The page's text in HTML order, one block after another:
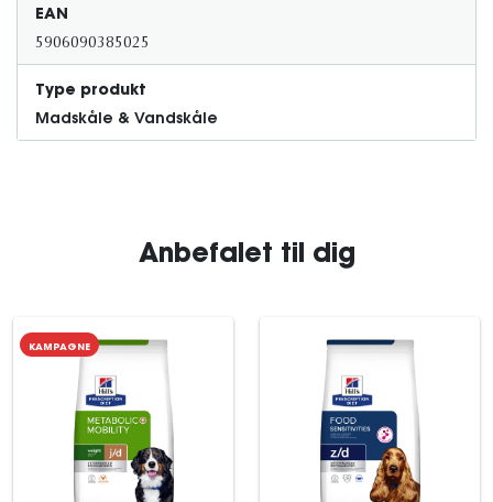
EAN
5906090385025
Type produkt
Madskåle & Vandskåle
Anbefalet til dig
KAMPAGNE